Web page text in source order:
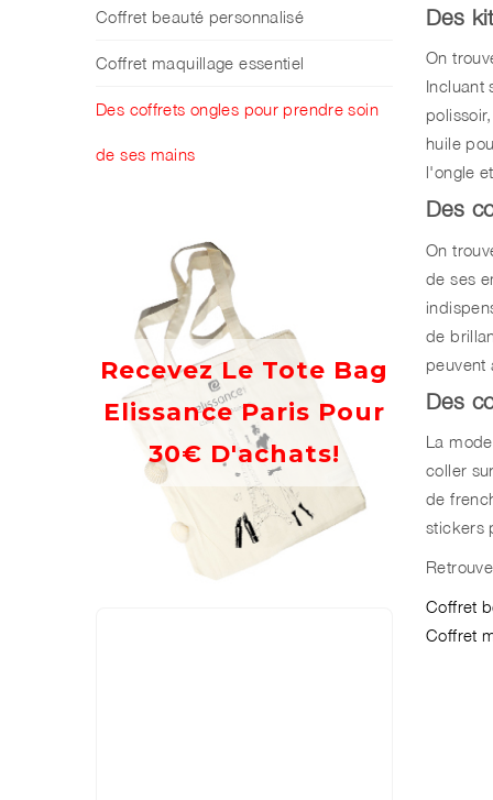
Coffret beauté personnalisé
Coffret maquillage essentiel
Des coffrets ongles pour prendre soin
de ses mains
Recevez Le Tote Bag
Elissance Paris Pour
30€ D'achats!
Des
On
Incluant
huile
l'ongle
Des
On
de ses
de
peuvent
Des
La
coller
de
stickers
Coffret
Coffret